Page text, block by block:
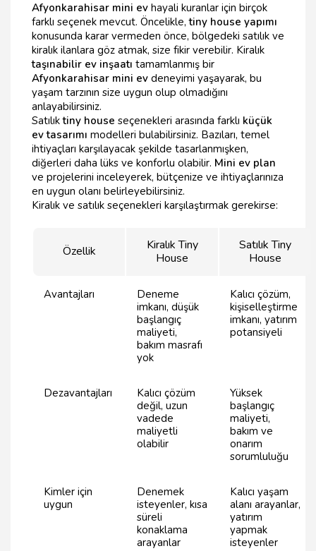
Afyonkarahisar mini ev hayali kuranlar için birçok
farklı seçenek mevcut. Öncelikle,tiny house yapımı
konusunda karar vermeden önce, bölgedeki satılık ve
kiralık ilanlara göz atmak, size fikir verebilir. Kiralık
taşınabilir ev inşaatı tamamlanmış bir
Afyonkarahisar mini ev deneyimi yaşayarak, bu
yaşam tarzının size uygun olup olmadığını
anlayabilirsiniz.
Satılıktiny house seçenekleri arasında farklı küçük
ev tasarımı modelleri bulabilirsiniz. Bazıları, temel
ihtiyaçları karşılayacak şekilde tasarlanmışken,
diğerleri daha lüks ve konforlu olabilir. Mini ev plan
ve projelerini inceleyerek, bütçenize ve ihtiyaçlarınıza
en uygun olanı belirleyebilirsiniz.
Kiralık ve satılık seçenekleri karşılaştırmak gerekirse:
Özellik
Kiralık Tiny
House
Satılık Tiny
House
Avantajları
Deneme
imkanı, düşük
başlangıç
maliyeti,
bakım masrafı
yok
Kalıcı çözüm,
kişiselleştirme
imkanı, yatırım
potansiyeli
Dezavantajları
Kalıcı çözüm
değil, uzun
vadede
maliyetli
olabilir
Yüksek
başlangıç
maliyeti,
bakım ve
onarım
sorumluluğu
Kimler için
uygun
Denemek
isteyenler, kısa
süreli
konaklama
arayanlar
Kalıcı yaşam
alanı arayanlar,
yatırım
yapmak
isteyenler